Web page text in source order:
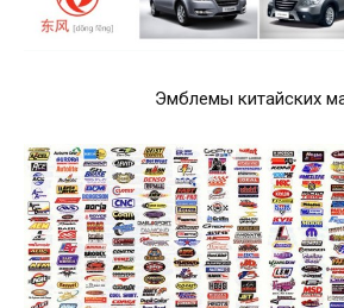
Эмблемы китайских